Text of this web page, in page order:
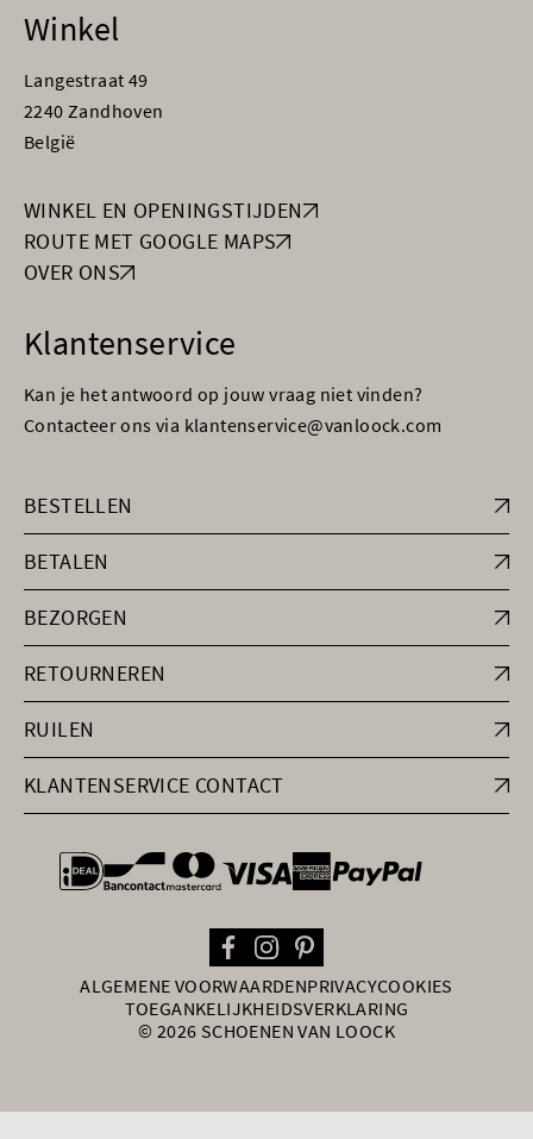
Winkel
Langestraat 49
2240 Zandhoven
België
WINKEL EN OPENINGSTIJDEN
ROUTE MET GOOGLE MAPS
OVER ONS
Klantenservice
Kan je het antwoord op jouw vraag niet vinden?
Contacteer ons via klantenservice@vanloock.com
BESTELLEN
BETALEN
BEZORGEN
RETOURNEREN
RUILEN
KLANTENSERVICE CONTACT
general.paymentOptions
ALGEMENE VOORWAARDENPRIVACYCOOKIES
TOEGANKELIJKHEIDSVERKLARING
© 2026 SCHOENEN VAN LOOCK